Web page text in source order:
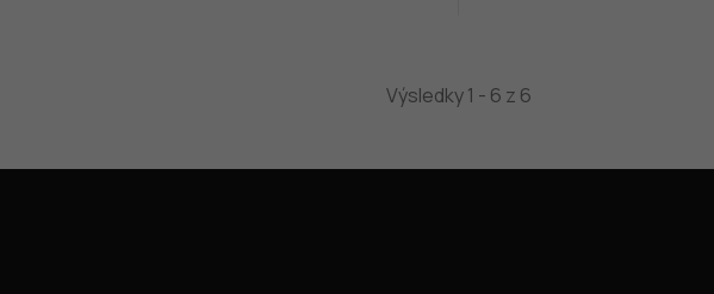
Výsledky 1 - 6 z 6